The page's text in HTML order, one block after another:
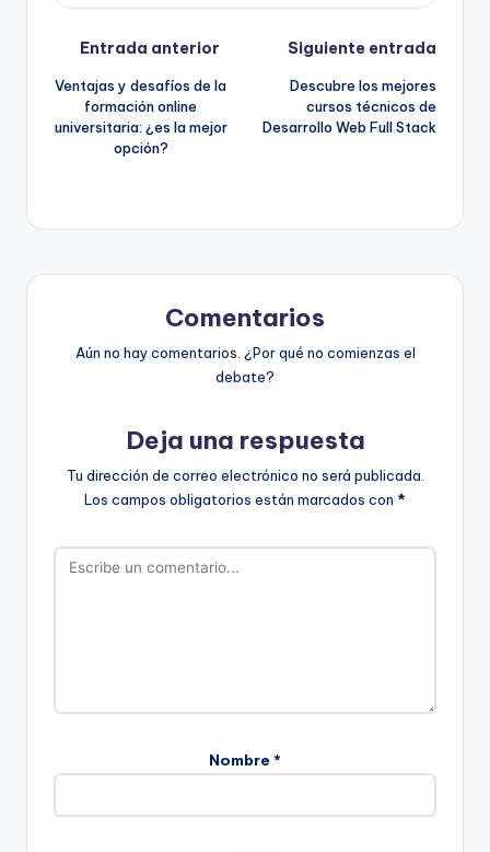
Navegación
de
entradas
Entrada anterior
Ventajas y desafíos de la
formación online
universitaria: ¿es la mejor
opción?
Siguiente entrada
Descubre los mejores
cursos técnicos de
Desarrollo Web Full Stack
Comentarios
Aún no hay comentarios. ¿Por qué no comienzas el
debate?
Deja una respuesta
Tu dirección de correo electrónico no será publicada.
Los campos obligatorios están marcados con *
Nombre *